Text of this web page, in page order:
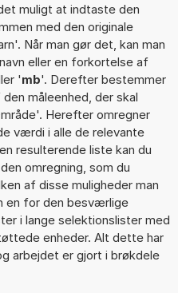
muligt at indtaste den
med den originale
Når man gør det, kan man
eller en forkortelse af
'mb'. Derefter bestemmer
måleenhed, der skal
Herefter omregner
værdi i alle de relevante
resulterende liste kan du
omregning, som du
af disse muligheder man
en for den besværlige
i lange selektionslister med
enheder. Alt dette har
arbejdet er gjort i brøkdele